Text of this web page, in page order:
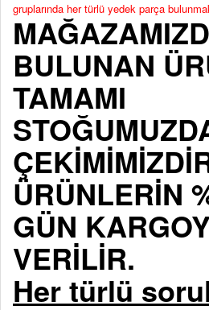
gruplarında her türlü yedek parça
BULUNAN
TAMAMI
ÜRÜNLERİN
GÜN
VERİLİR.
Her türlü